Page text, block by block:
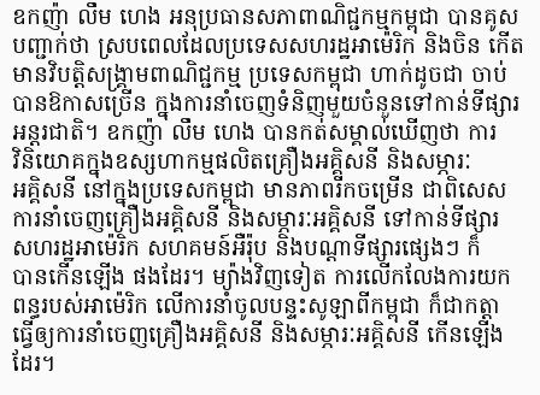
ឧកញ៉ា លឹម ហេង អនុប្រធានសភាពាណិជ្ជកម្មកម្ពុជា បានគូស
បញ្ជាក់ថា ស្របពេលដែលប្រទេសសហរដ្ឋអាម៉េរិក និងចិន កើត
មានវិបត្តិសង្រ្គាមពាណិជ្ជកម្ម ប្រទេសកម្ពុជា ហាក់ដូចជា ចាប់
បានឱកាសច្រើន ក្នុងការនាំចេញទំនិញមួយចំនួនទៅកាន់ទីផ្សារ
អន្តរជាតិ។ ឧកញ៉ា លឹម ហេង បានកត់សម្គាល់ឃើញថា ការ
វិនិយោគក្នុងឧស្សហាកម្មផលិតគ្រឿងអគ្គិសនី និងសម្ភារៈ
អគ្គិសនី នៅក្នុងប្រទេសកម្ពុជា មានភាពរីកចម្រើន ជាពិសេស
ការនាំចេញគ្រឿងអគ្គិសនី និងសម្ភារៈអគ្គិសនី ទៅកាន់ទីផ្សារ
សហរដ្ឋអាម៉េរិក សហគមន៍អឺរ៉ុប និងបណ្ដាទីផ្សារផ្សេងៗ ក៏
បានកើនឡើង ផងដែរ។ ម្យ៉ាងវិញទៀត ការលើកលែងការយក
ពន្ធរបស់អាម៉េរិក លើការនាំចូលបន្ទះសូឡាពីកម្ពុជា ក៏ជាកត្តា
ធ្វើឲ្យការនាំចេញគ្រឿងអគ្គិសនី និងសម្ភារៈអគ្គិសនី កើនឡើង
ដែរ។